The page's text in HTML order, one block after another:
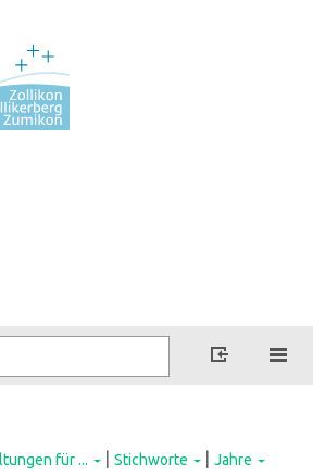
für ... Stichworte Jahre